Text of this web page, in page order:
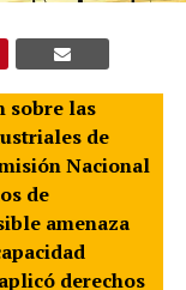
sobre las
de
Nacional
de
amenaza
derechos